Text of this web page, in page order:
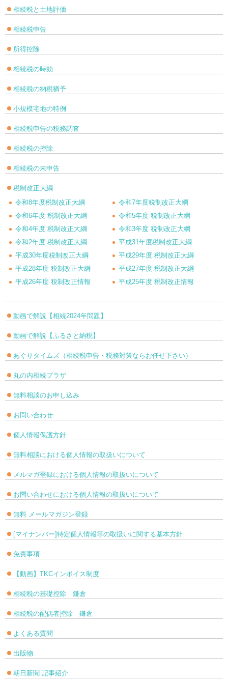
相続税と土地評価
相続税申告
所得控除
相続税の時効
相続税の納税猶予
小規模宅地の特例
相続税申告の税務調査
相続税の控除
相続税の未申告
税制改正大綱
令和8年度税制改正大綱
令和7年度税制改正大綱
令和6年度 税制改正大綱
令和5年度 税制改正大綱
令和4年度 税制改正大綱
令和3年度 税制改正大綱
令和2年度 税制改正大綱
平成31年度税制改正大綱
平成30年度税制改正大綱
平成29年度 税制改正大綱
平成28年度 税制改正大綱
平成27年度 税制改正大綱
平成26年度 税制改正情報
平成25年度 税制改正情報
動画で解説【相続2024年問題】
動画で解説【ふるさと納税】
あぐりタイムズ（相続税申告・税務対策ならお任せ下さい）
丸の内相続プラザ
無料相談のお申し込み
お問い合わせ
個人情報保護方針
無料相談における個人情報の取扱いについて
メルマガ登録における個人情報の取扱いについて
お問い合わせにおける個人情報の取扱いについて
無料 メールマガジン登録
[マイナンバー]特定個人情報等の取扱いに関する基本方針
免責事項
【動画】TKCインボイス制度
相続税の基礎控除 鎌倉
相続税の配偶者控除 鎌倉
よくある質問
出版物
朝日新聞 記事紹介